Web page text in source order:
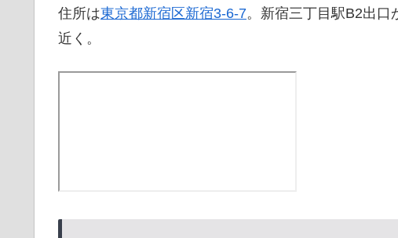
住所は東京都新宿区新宿3-6-7。新宿三丁目駅B2出口
近く。